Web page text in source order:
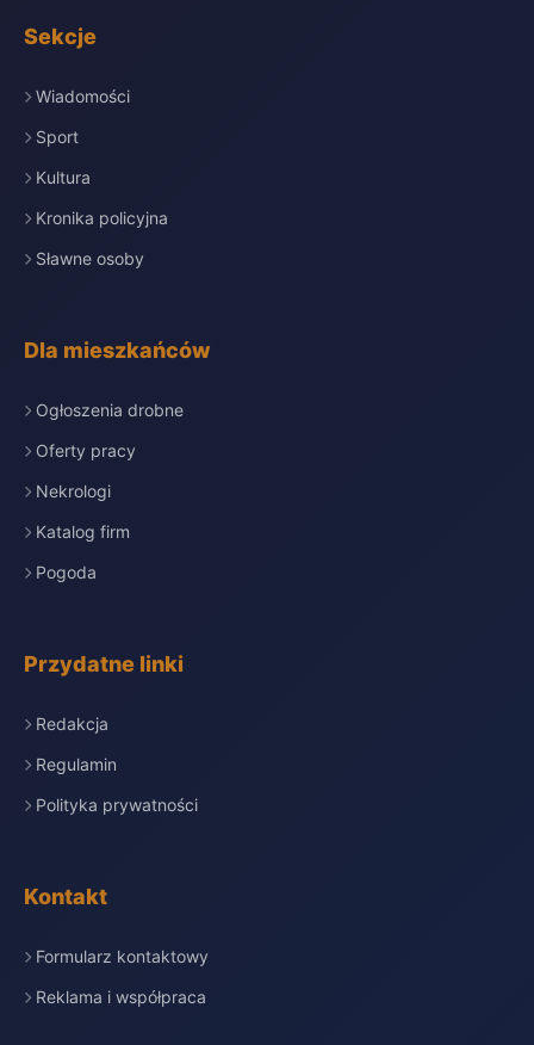
Sekcje
Wiadomości
Sport
Kultura
Kronika policyjna
Sławne osoby
Dla mieszkańców
Ogłoszenia drobne
Oferty pracy
Nekrologi
Katalog firm
Pogoda
Przydatne linki
Redakcja
Regulamin
Polityka prywatności
Kontakt
Formularz kontaktowy
Reklama i współpraca